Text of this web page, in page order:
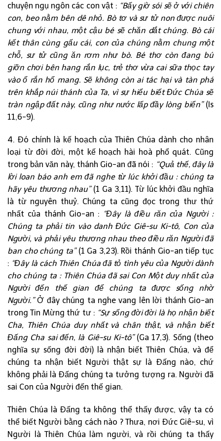
chuyện ngụ ngôn các con vật : “Bấy giờ sói sẽ ở với chiên
con, beo nằm bên dê nhỏ. Bò tơ và sư tử non được nuôi
chung với nhau, một cậu bé sẽ chăn dắt chúng. Bò cái
kết thân cùng gấu cái, con của chúng nằm chung một
chỗ, sư tử cũng ăn rơm như bò. Bé thơ còn đang bú
giỡn chơi bên hang rắn lục, trẻ thơ vừa cai sữa thọc tay
vào ổ rắn hổ mang. Sẽ không còn ai tác hại và tàn phá
trên khắp núi thánh của Ta, vì sự hiểu biết Đức Chúa sẽ
tràn ngập đất này, cũng như nước lấp đầy lòng biển”(Is
11,6-9).
4. Đó chính là kế hoạch của Thiên Chúa dành cho nhân
loại từ đời đời, một kế hoạch hài hoà phổ quát. Cũng
trong bản văn này, thánh Gio-an đã nói : “Quả thế, đây là
lời loan báo anh em đã nghe từ lúc khởi đầu : chúng ta
hãy yêu thương nhau”(1 Ga 3,11). Từ lúc khởi đầu nghĩa
là từ nguyên thuỷ. Chúng ta cũng đọc trong thư thứ
nhất của thánh Gio-an : “Đây là điều răn của Người :
Chúng ta phải tin vào danh Đức Giê-su Ki-tô, Con của
Người, và phải yêu thương nhau theo điều răn Người đã
ban cho chúng ta”(1 Ga 3,23). Rồi thánh Gio-an tiếp tục
: “Đây là cách Thiên Chúa đã tỏ tình yêu của Người dành
cho chúng ta : Thiên Chúa đã sai Con Một duy nhất của
Người đến thế gian để chúng ta được sống nhờ
Người.”Ở đây chúng ta nghe vang lên lời thánh Gio-an
trong Tin Mừng thứ tư : “Sự sống đời đời là họ nhận biết
Cha, Thiên Chúa duy nhất và chân thật, và nhận biết
Đấng Cha sai đến, là Giê-su Ki-tô”(Ga 17,3). Sống (theo
nghĩa sự sống đời đời) là nhận biết Thiên Chúa, và để
chúng ta nhận biết Người thật sự là Đấng nào, chứ
không phải là Đấng chúng ta tưởng tượng ra. Người đã
sai Con của Người đến thế gian.
Thiên Chúa là Đấng ta không thể thấy được, vậy ta có
thể biết Người bằng cách nào ? Thưa, nơi Đức Giê-su, vì
Người là Thiên Chúa làm người, và rồi chúng ta thấy